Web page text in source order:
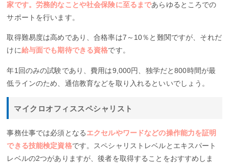
家です。労務的なことや社会保険に至るまであらゆるところでの
サポートを行います。
取得難易度は高めであり、合格率は7～10％と難関ですが、それだ
けに給与面でも期待できる資格です。
年1回のみの試験であり、費用は9,000円、独学だと800時間が最
低ラインのため、通信教育などを取り入れるといいでしょう。
マイクロオフィススペシャリスト
事務仕事では必須となるエクセルやワードなどの操作能力を証明
できる技能検定資格です。スペシャリストレベルとエキスパート
レベルの2つがありますが、後者を取得することをおすすめしま